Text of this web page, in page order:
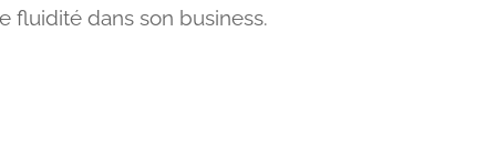
fluidité dans son business.